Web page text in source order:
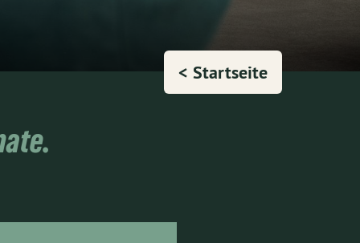
< Startseite